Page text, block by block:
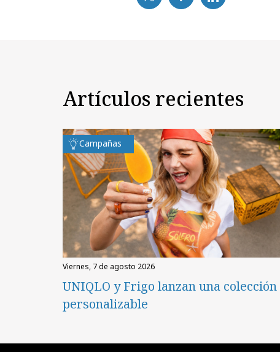
Artículos recientes
Campañas
viernes, 7 de agosto 2026
UNIQLO y Frigo lanzan una colección
personalizable